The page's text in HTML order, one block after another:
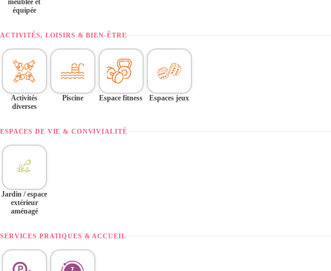
meublée et
équipée
ACTIVITÉS, LOISIRS & BIEN-ÊTRE
Activités
diverses
Piscine Espace fitness Espaces jeux
ESPACES DE VIE & CONVIVIALITÉ
Jardin / espace
extérieur
aménagé
SERVICES PRATIQUES & ACCUEIL